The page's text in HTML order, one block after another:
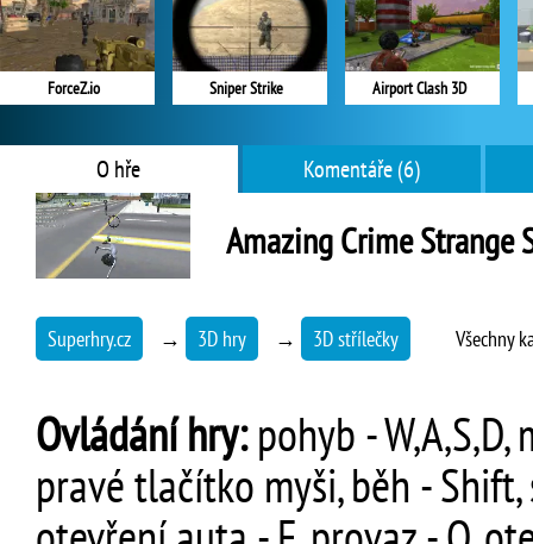
ForceZ.io Sniper Strike Airport Clash 3D
O hře Komentáře (6)
Amazing Crime Strange
Superhry.cz → 3D hry → 3D střílečky Všechny
Ovládání hry:pohyb -
pravé tlačítko myši, běh -